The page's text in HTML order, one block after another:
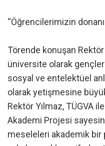
“Öğrencilerimizin
Törende konuşan
üniversite olarak
sosyal ve entelektüel
olarak yetişmesine
Rektör Yılmaz, TÜGVA
Akademi Projesi
meseleleri akademik bir